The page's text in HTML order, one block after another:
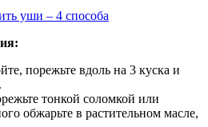
уши – 4 способа
порежьте вдоль на 3 куска и
тонкой соломкой или
обжарьте в растительном масле,